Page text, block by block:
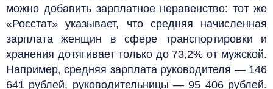
можно добавить зарплатное неравенство: тот же
«Росстат» указывает, что средняя начисленная
зарплата женщин в сфере транспортировки и
хранения дотягивает только до 73,2% от мужской.
Например, средняя зарплата руководителя — 146
641 рублей, руководительницы — 95 406 рублей.